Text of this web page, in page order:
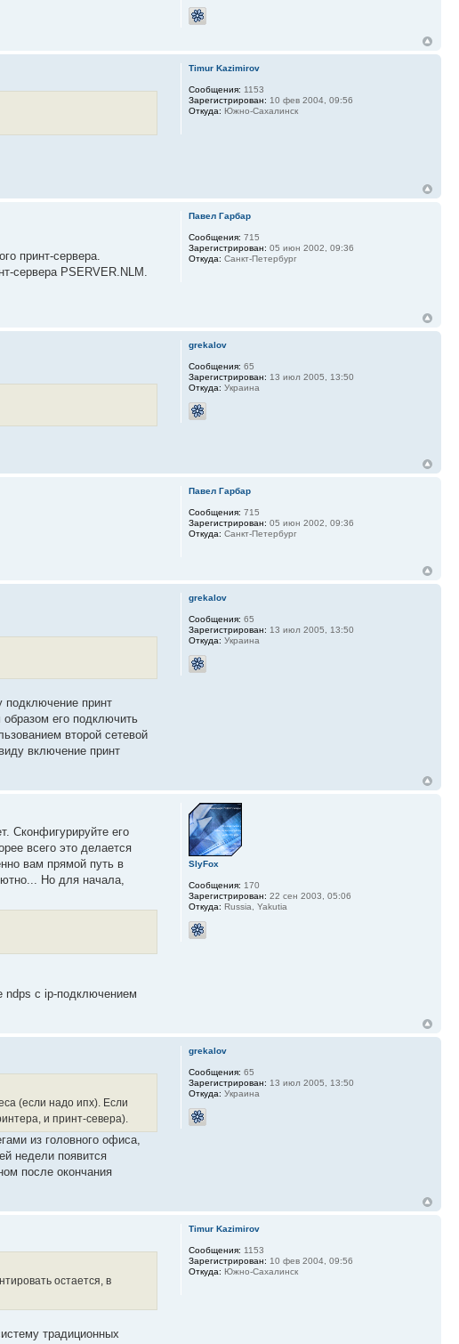
Timur Kazimirov
Сообщения: 1153
Зарегистрирован: 10 фев 2004, 09:56
Откуда: Южно-Сахалинск
принт-сервера.
сервера PSERVER.NLM.
Павел Гарбар
Сообщения: 715
Зарегистрирован: 05 июн 2002, 09:36
Откуда: Санкт-Петербург
grekalov
Сообщения: 65
Зарегистрирован: 13 июл 2005, 13:50
Откуда: Украина
Павел Гарбар
Сообщения: 715
Зарегистрирован: 05 июн 2002, 09:36
Откуда: Санкт-Петербург
подключение принт
образом его подключить
второй сетевой
включение принт
grekalov
Сообщения: 65
Зарегистрирован: 13 июл 2005, 13:50
Откуда: Украина
Сконфигурируйте его
всего это делается
вам прямой путь в
Но для начала,
ndps с ip-подключением
SlyFox
Сообщения: 170
Зарегистрирован: 22 сен 2003, 05:06
Откуда: Russia, Yakutia
(если надо ипх). Если
и принт-севера).
из головного офиса,
недели появится
после окончания
grekalov
Сообщения: 65
Зарегистрирован: 13 июл 2005, 13:50
Откуда: Украина
остается, в
традиционных
Timur Kazimirov
Сообщения: 1153
Зарегистрирован: 10 фев 2004, 09:56
Откуда: Южно-Сахалинск